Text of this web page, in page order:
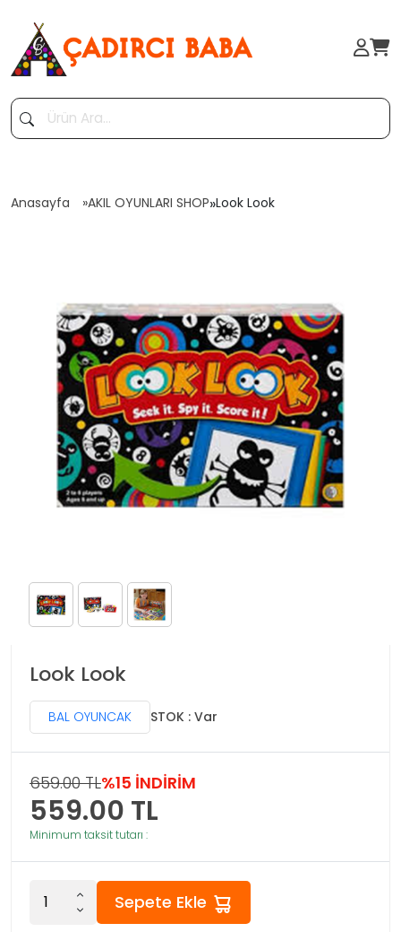
Anasayfa AKIL OYUNLARI SHOP»Look Look
Look Look
BAL OYUNCAK STOK : Var
659.00 TL%15 İNDİRİM
559.00 TL
Minimum taksit tutarı :
Sepete Ekle